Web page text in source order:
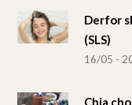
Derfor
(SLS)
16/05 -
Chia